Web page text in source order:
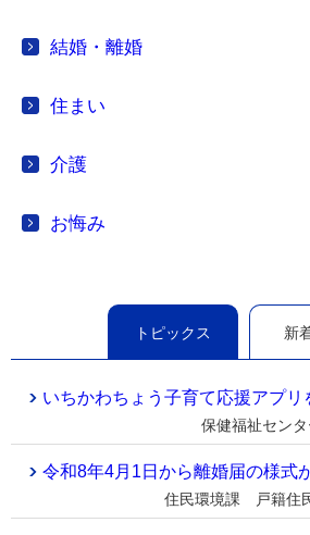
結婚・離婚
住まい
介護
お悔み
トピックス 新
いちかわちょう子育て応援アプリ
保健福祉センタ
令和8年4月1日から離婚届の様式
住民環境課 戸籍住